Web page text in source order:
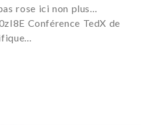
rose ici non plus…
Conférence TedX de